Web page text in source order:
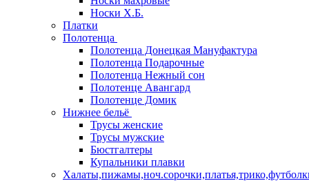
Носки Х.Б.
Платки
Полотенца
Полотенца Донецкая Мануфактура
Полотенца Подарочные
Полотенца Нежный сон
Полотенце Авангард
Полотенце Домик
Нижнее бельё
Трусы женские
Трусы мужские
Бюстгалтеры
Купальники плавки